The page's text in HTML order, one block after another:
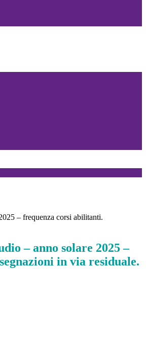
– frequenza corsi abilitanti.
– anno solare 2025 –
in via residuale.